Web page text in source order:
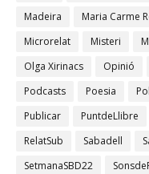
Madeira
Maria Carme
Microrelat
Misteri
Olga Xirinacs
Opinió
Podcasts
Poesia
Publicar
PuntdeLlibre
RelatSub
Sabadell
SetmanaSBD22